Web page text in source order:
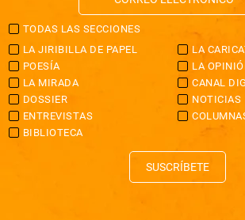
TODAS LAS SECCIONES
LA JIRIBILLA DE PAPEL
LA
POESÍA
LA
LA MIRADA
CANAL
DOSSIER
NOTICIAS
ENTREVISTAS
BIBLIOTECA
SUSCRÍBETE